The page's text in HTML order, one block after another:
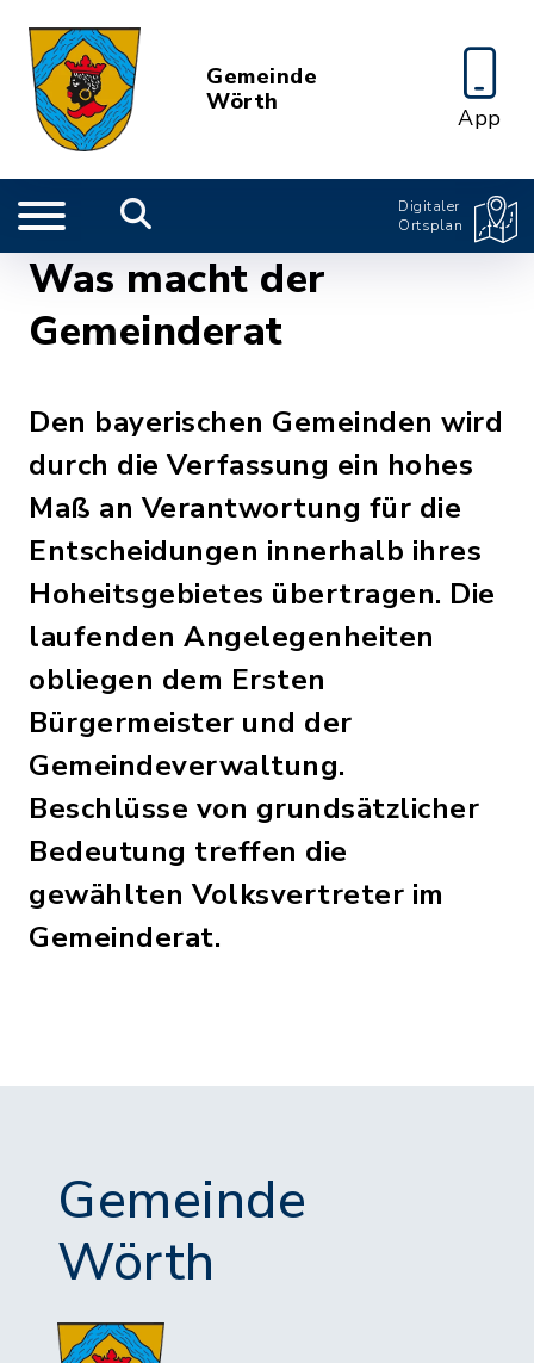
Gemeinde
Wörth
App
Digitaler
Ortsplan
Was macht der
Gemeinderat
Den bayerischen Gemeinden wird
durch die Verfassung ein hohes
Maß an Verantwortung für die
Entscheidungen innerhalb ihres
Hoheitsgebietes übertragen. Die
laufenden Angelegenheiten
obliegen dem Ersten
Bürgermeister und der
Gemeindeverwaltung.
Beschlüsse von grundsätzlicher
Bedeutung treffen die
gewählten Volksvertreter im
Gemeinderat.
Gemeinde
Wörth